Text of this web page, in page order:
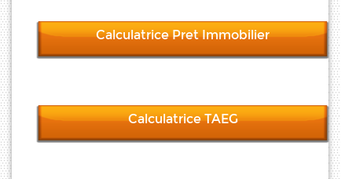
Calculatrice Pret Immobilier
Calculatrice TAEG